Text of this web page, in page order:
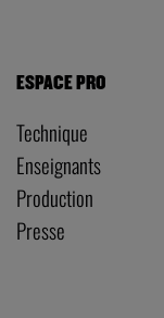
ESPACE PRO
Technique
Enseignants
Production
Presse